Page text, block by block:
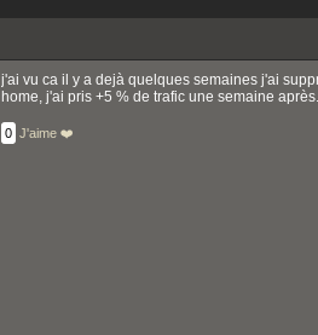
j'ai vu ca il y a dejà quelques semaines j'ai
home, j'ai pris +5 % de trafic une semaine
0 J'aime ❤️